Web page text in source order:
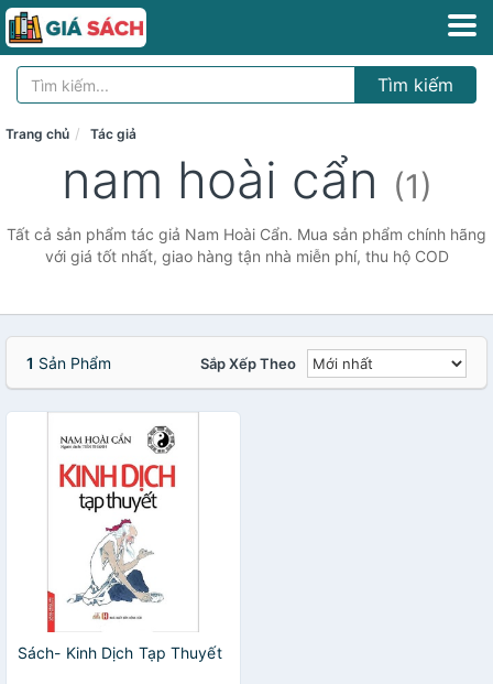
Tìm kiếm
Trang chủ Tác giả
nam hoài cẩn (1)
Tất cả sản phẩm tác giả Nam Hoài Cẩn. Mua sản phẩm chính hãng
với giá tốt nhất, giao hàng tận nhà miễn phí, thu hộ COD
1 Sản Phẩm Sắp Xếp Theo
Sách- Kinh Dịch Tạp Thuyết